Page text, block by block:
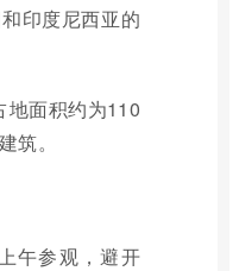
印度尼西亚的
地面积约为110
筑。
上午参观，避开